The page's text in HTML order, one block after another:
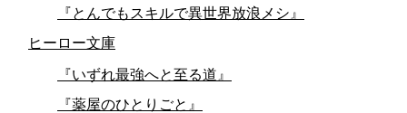
『とんでもスキルで異世界放浪メシ』
ヒーロー文庫
『いずれ最強へと至る道』
『薬屋のひとりごと』